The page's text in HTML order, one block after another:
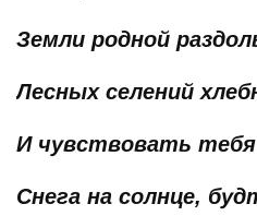
Земли родной
Лесных селений
И чувствовать
Снега на солнце,